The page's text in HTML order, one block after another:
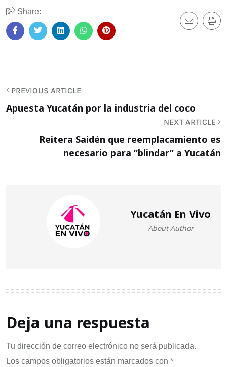
Share:
PREVIOUS ARTICLE
Apuesta Yucatán por la industria del coco
NEXT ARTICLE
Reitera Saidén que reemplacamiento es
necesario para “blindar” a Yucatán
Yucatán En Vivo
About Author
Deja una respuesta
Tu dirección de correo electrónico no será publicada.
Los campos obligatorios están marcados con *